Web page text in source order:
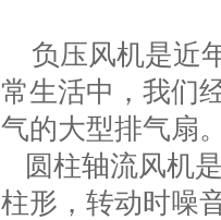
负压风机是近
常生活中，我们
气的大型排气扇
圆柱轴流风机
柱形，转动时噪